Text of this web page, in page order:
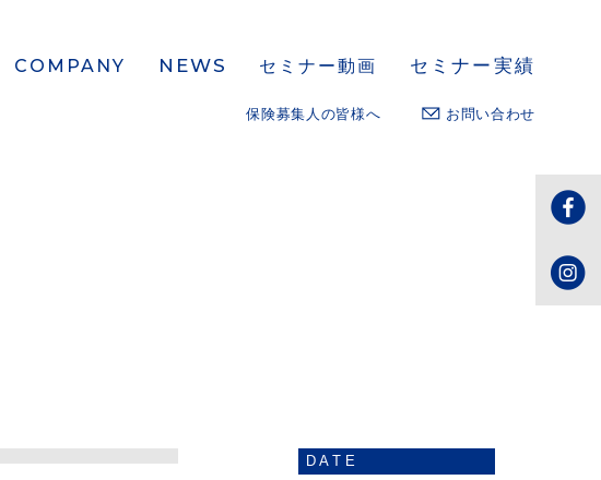
COMPANY NEWS セミナー動画 セミナー実績
保険募集人の皆様へ お問い合わせ
DATE